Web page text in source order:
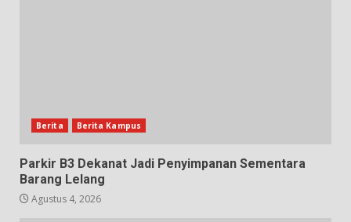
Berita Berita Kampus
Parkir B3 Dekanat Jadi Penyimpanan Sementara
Barang Lelang
Agustus 4, 2026